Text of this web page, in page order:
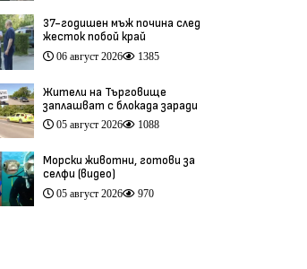
37-годишен мъж почина след
жесток побой край
Младежкия хълм в Пловдив
(видео)
06 август 2026 1385
Жители на Търговище
заплашват с блокада заради
опасен участък на пътя
София–Варна (видео)
05 август 2026 1088
Морски животни, готови за
селфи (видео)
05 август 2026 970